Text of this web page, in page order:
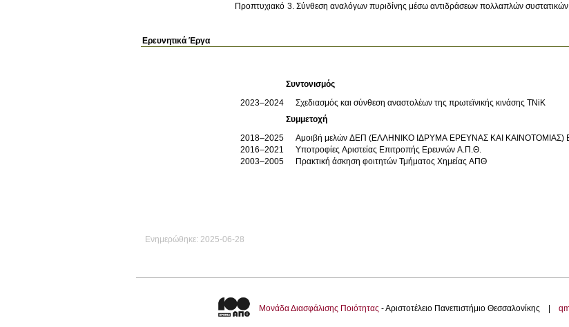
Προπτυχιακό
Σύνθεση αναλόγων πυριδίνης μέσω αντιδράσεων πολλαπλών
Ερευνητικά Έργα
Συντονισμός
2023–2024
Σχεδιασμός και σύνθεση αναστολέων της πρωτεϊνικής κινάσης ΤΝiΚ
Συμμετοχή
2018–2025
Αμοιβή μελών ΔΕΠ (ΕΛΛΗΝΙΚΟ ΙΔΡΥΜΑ ΕΡΕΥΝΑΣ ΚΑΙ ΚΑΙΝΟΤΟΜΙΑΣ)
2016–2021
Υποτροφίες Αριστείας Επιτροπής Ερευνών Α.Π.Θ.
2003–2005
Πρακτική άσκηση φοιτητών Τμήματος Χημείας ΑΠΘ
Ενημερώθηκε: 2025-06-28
Μονάδα Διασφάλισης Ποιότητας - Αριστοτέλειο Πανεπιστήμιο Θεσσαλονίκης |